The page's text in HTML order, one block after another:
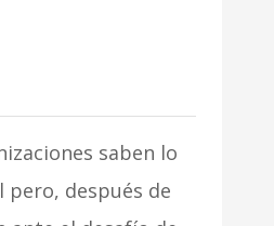
saben lo
después de